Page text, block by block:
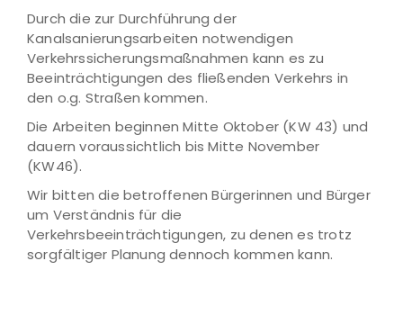
Durch die zur Durchführung der
Kanalsanierungsarbeiten notwendigen
Verkehrssicherungsmaßnahmen kann es zu
Beeinträchtigungen des fließenden Verkehrs in
den o.g. Straßen kommen.
Die Arbeiten beginnen Mitte Oktober (KW 43) und
dauern voraussichtlich bis Mitte November
(KW46).
Wir bitten die betroffenen Bürgerinnen und Bürger
um Verständnis für die
Verkehrsbeeinträchtigungen, zu denen es trotz
sorgfältiger Planung dennoch kommen kann.